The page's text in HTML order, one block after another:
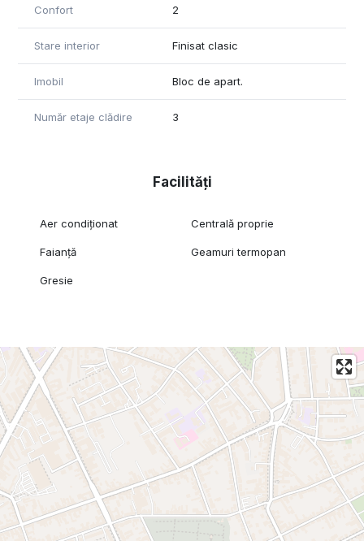
Confort 2
Stare interior Finisat clasic
Imobil Bloc de apart.
Număr etaje clădire 3
Facilități
Aer condiționat Centrală proprie
Faianță Geamuri termopan
Gresie